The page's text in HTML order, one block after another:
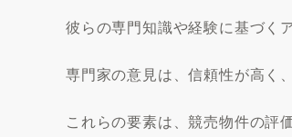
彼らの専門知識や経験に基づく
専門家の意見は、信頼性が高く
これらの要素は、競売物件の評